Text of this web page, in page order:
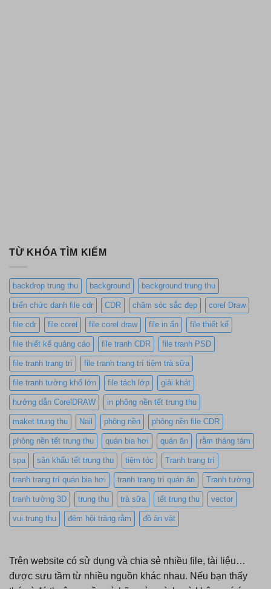
TỪ KHÓA TÌM KIẾM
backdrop trung thu background background trung thu
biển chức danh file cdr CDR chăm sóc sắc đẹp corel Draw
file cdr file corel file corel draw file in ấn file thiết kế
file thiết kế quảng cáo file tranh CDR file tranh PSD
file tranh trang trí file tranh trang trí tiệm trà sữa
file tranh tường khổ lớn file tách lớp giải khát
hướng dẫn CorelDRAW in phông nền tết trung thu
maket trung thu Nail phông nền phông nền file CDR
phông nền tết trung thu quán bia hơi quán ăn rằm tháng tám
spa sân khấu tết trung thu tiệm tóc Tranh trang trí
tranh trang trí quán bia hơi tranh trang trí quán ăn Tranh tường
tranh tường 3D trung thu trà sữa tết trung thu vector
vui trung thu đêm hội trăng rằm đồ ăn vặt
Trên website có sử dụng và chia sẻ nhiều file, tài liệu…
được sưu tầm từ nhiều nguồn khác nhau. Nếu bạn thấy